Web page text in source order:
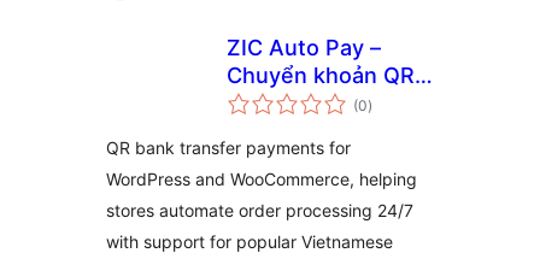
ZIC Auto Pay –
Chuyển khoản QR,
xử lý đơn hàng tự
WooCommerce
(0مجموعی
درجہ
)
QR bank transfer payments for
WordPress and WooCommerce, helping
stores automate order processing 24/7
with support for popular Vietnamese